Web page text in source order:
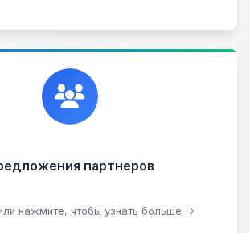
партнеров
нажмите, чтобы узнать больше →
с лучшими организациями. Если у
идеи, мы всегда открыты к
сотрудничеству.
Стать партнером